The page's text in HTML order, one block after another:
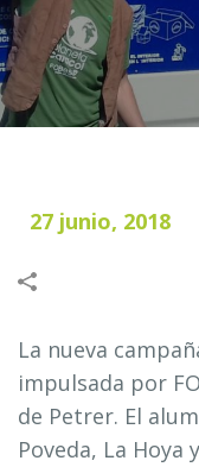
27 junio, 2018
La nueva
impulsada por
de Petrer. El
Poveda, La